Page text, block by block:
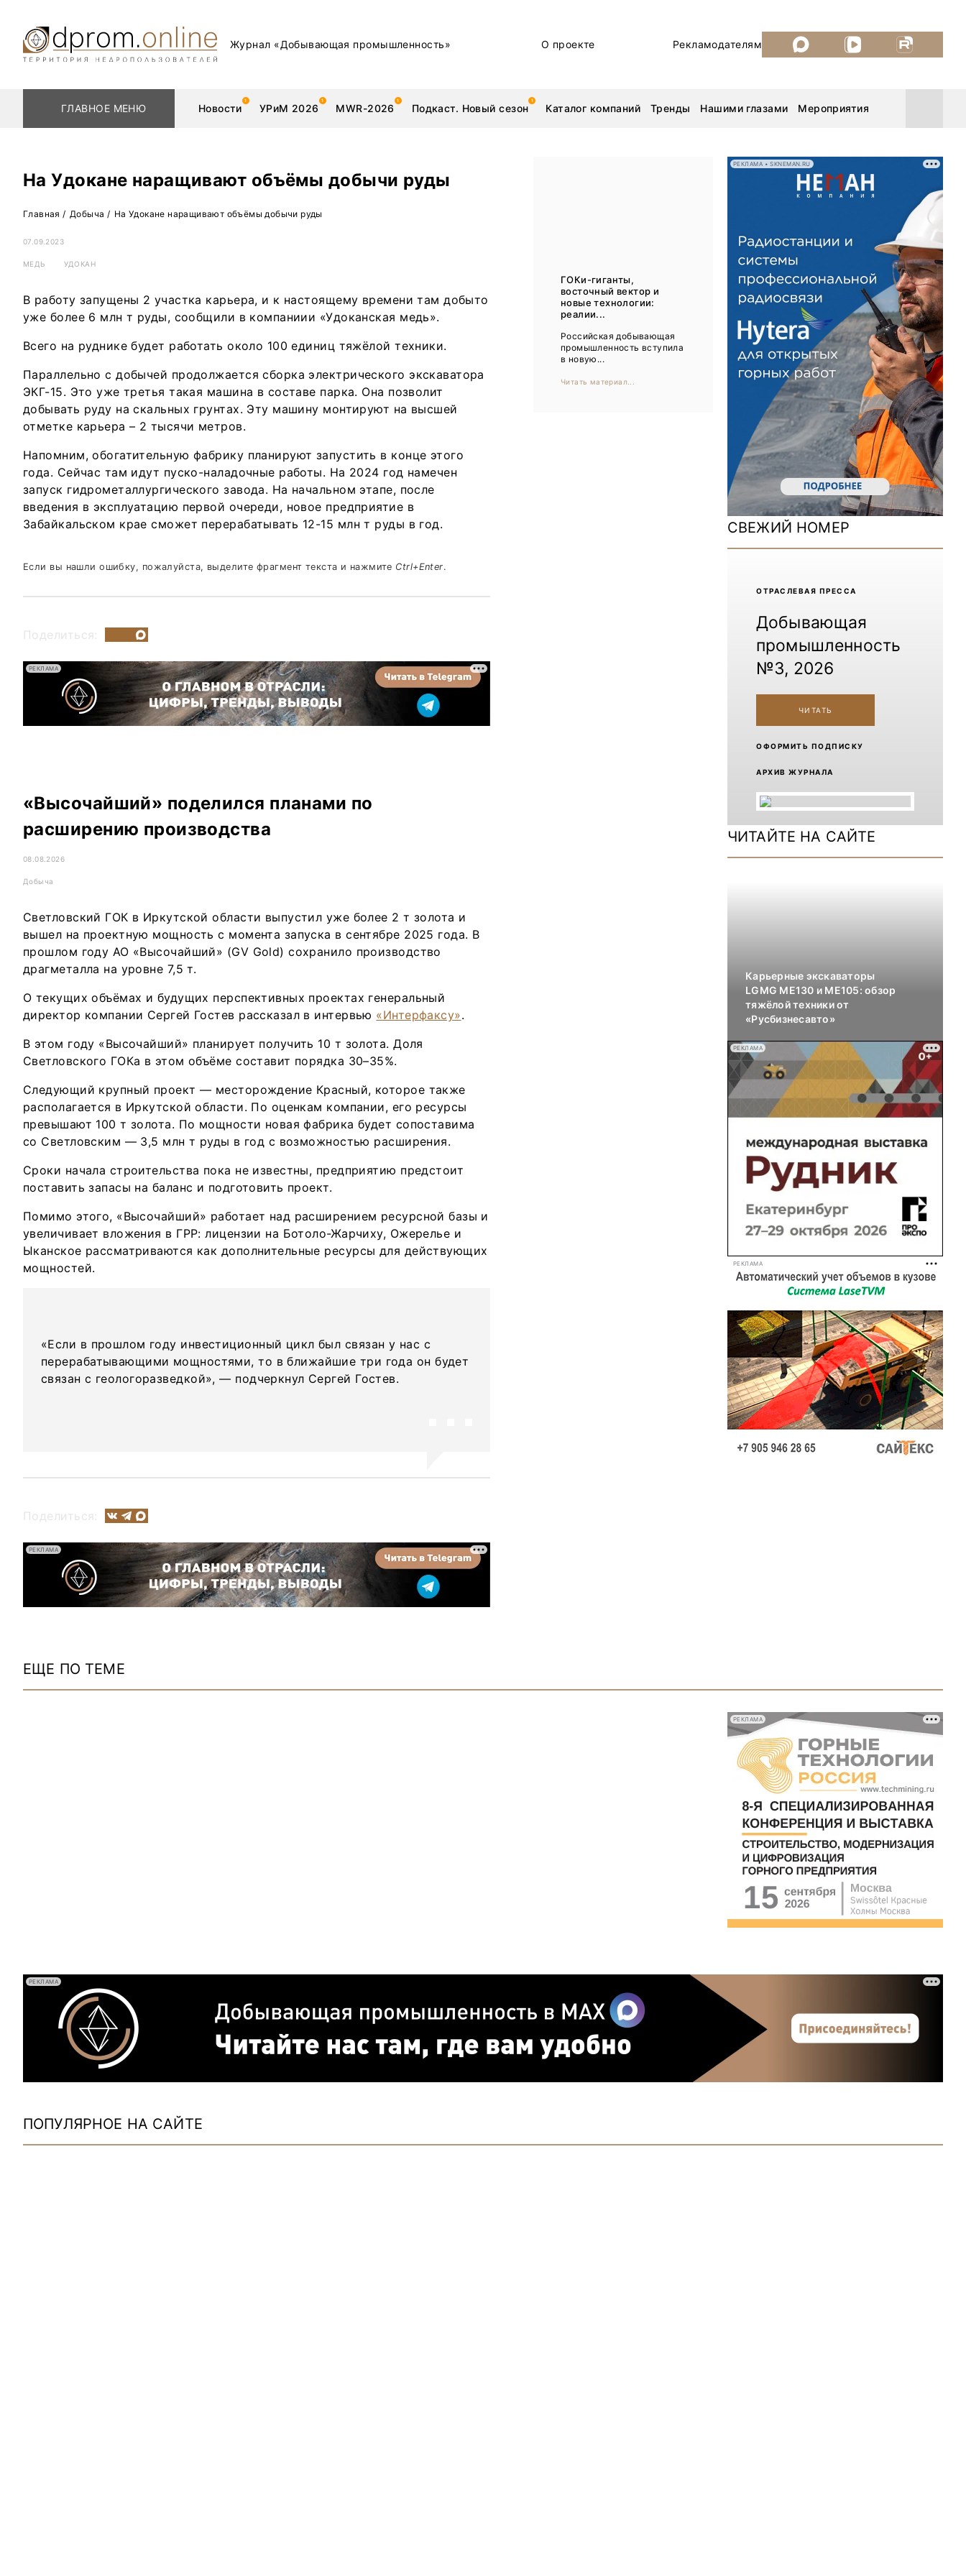
Журнал «Добывающая промышленность» О проекте Рекламодателям
ГЛАВНОЕ МЕНЮ Новости УРиМ 2026 MWR-2026 Подкаст. Новый сезон Каталог компаний Тренды Нашими глазами Мероприятия
Геологоразведка
Добыча
Металлургия
Редкоземельные металлы
Нефть Бренд
Мероприятия
MiningWorld Russia 2026
ДП Подкаст. Новый сезон
Рудник 2025
MiningWorld Russia 2025
Уголь России и Майнинг 2025
Рудник 2024 | Обзор выставки
В помощь шахтёру 2024
Уголь России и Майнинг 2024
Mining World Russia 2024
На Удокане наращивают объёмы добычи руды
Главная / Добыча / На Удокане наращивают объёмы добычи руды
07.09.2023
МЕДЬ УДОКАН
В работу запущены 2 участка карьера, и к настоящему времени там добыто
уже более 6 млн т руды, сообщили в компаниии «Удоканская медь».
Всего на руднике будет работать около 100 единиц тяжёлой техники.
Параллельно с добычей продолжается сборка электрического экскаватора
ЭКГ-15. Это уже третья такая машина в составе парка. Она позволит
добывать руду на скальных грунтах. Эту машину монтируют на высшей
отметке карьера – 2 тысячи метров.
Напомним, обогатительную фабрику планируют запустить в конце этого
года. Сейчас там идут пуско-наладочные работы. На 2024 год намечен
запуск гидрометаллургического завода. На начальном этапе, после
введения в эксплуатацию первой очереди, новое предприятие в
Забайкальском крае сможет перерабатывать 12-15 млн т руды в год.
Если вы нашли ошибку, пожалуйста, выделите фрагмент текста и нажмите Ctrl+Enter.
Поделиться:
РЕКЛАМА
«Высочайший» поделился планами по
расширению производства
08.08.2026
Добыча
Светловский ГОК в Иркутской области выпустил уже более 2 т золота и
вышел на проектную мощность с момента запуска в сентябре 2025 года. В
прошлом году АО «Высочайший» (GV Gold) сохранило производство
драгметалла на уровне 7,5 т.
О текущих объёмах и будущих перспективных проектах генеральный
директор компании Сергей Гостев рассказал в интервью «Интерфаксу».
В этом году «Высочайший» планирует получить 10 т золота. Доля
Светловского ГОКа в этом объёме составит порядка 30–35%.
Следующий крупный проект — месторождение Красный, которое также
располагается в Иркутской области. По оценкам компании, его ресурсы
превышают 100 т золота. По мощности новая фабрика будет сопоставима
со Светловским — 3,5 млн т руды в год с возможностью расширения.
Сроки начала строительства пока не известны, предприятию предстоит
поставить запасы на баланс и подготовить проект.
Помимо этого, «Высочайший» работает над расширением ресурсной базы и
увеличивает вложения в ГРР: лицензии на Ботоло-Жарчиху, Ожерелье и
Ыканское рассматриваются как дополнительные ресурсы для действующих
мощностей.
«Если в прошлом году инвестиционный цикл был связан у нас с
перерабатывающими мощностями, то в ближайшие три года он будет
связан с геологоразведкой», — подчеркнул Сергей Гостев.
Поделиться:
РЕКЛАМА
ГОКи-гиганты,
восточный вектор и
новые технологии:
реалии...
Российская добывающая
промышленность вступила
в новую...
Читать материал...
РЕКЛАМА • SKNEMAN.RU
СВЕЖИЙ НОМЕР
ОТРАCЛЕВАЯ ПРЕССА
Добывающая
промышленность
№3, 2026
ЧИТАТЬ
ОФОРМИТЬ ПОДПИСКУ
АРХИВ ЖУРНАЛА
ЧИТАЙТЕ НА САЙТЕ
Карьерные экскаваторы
LGMG ME130 и ME105: обзор
тяжёлой техники от
«Русбизнесавто»
РЕКЛАМА
РЕКЛАМА
ЕЩЕ ПО ТЕМЕ
РЕКЛАМА
РЕКЛАМА
ПОПУЛЯРНОЕ НА САЙТЕ